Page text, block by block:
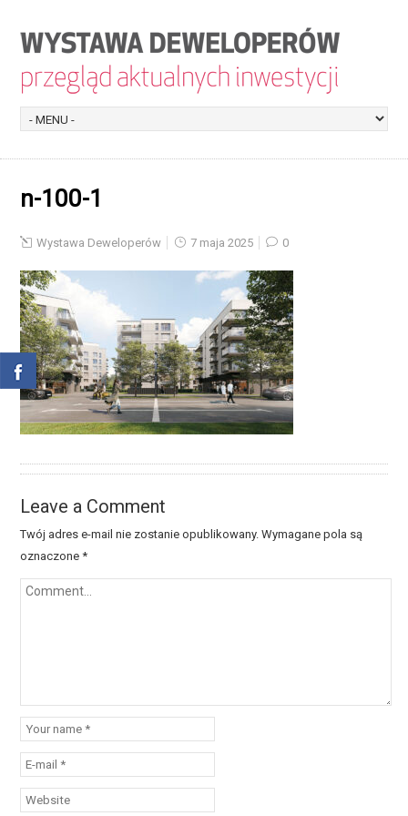
n-100-1
Wystawa Deweloperów 7 maja 2025 0
Leave a Comment
Twój adres e-mail nie zostanie opublikowany. Wymagane pola są
oznaczone*